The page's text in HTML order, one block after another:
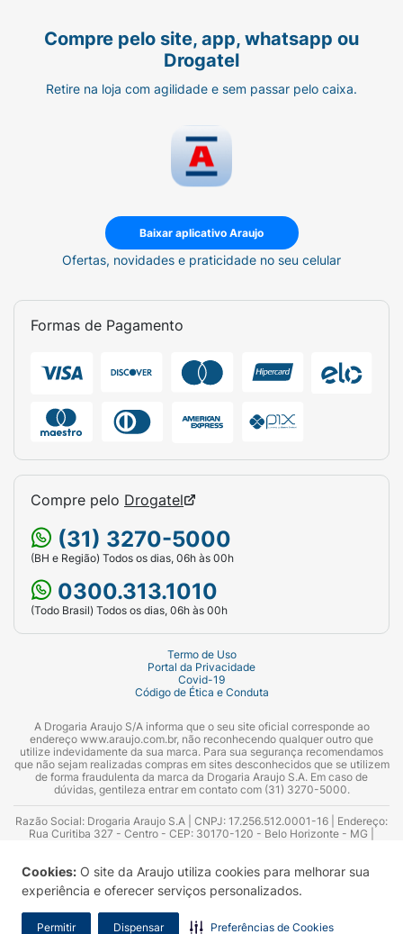
Cookies: O site da Araujo utiliza cookies para melhorar sua
experiência e oferecer serviços personalizados.
Permitir Dispensar Preferências de Cookies
Compre pelo site, app, whatsapp ou
Drogatel
Retire na loja com agilidade e sem passar pelo caixa.
Baixar aplicativo Araujo
Ofertas, novidades e praticidade no seu celular
Formas de Pagamento
Compre pelo Drogatel
(31) 3270-5000
(BH e Região) Todos os dias, 06h às 00h
0300.313.1010
(Todo Brasil) Todos os dias, 06h às 00h
Termo de Uso
Portal da Privacidade
Covid-19
Código de Ética e Conduta
A Drogaria Araujo S/A informa que o seu site oficial corresponde ao
endereço www.araujo.com.br, não reconhecendo qualquer outro que
utilize indevidamente da sua marca. Para sua segurança recomendamos
que não sejam realizadas compras em sites desconhecidos que se utilizem
de forma fraudulenta da marca da Drogaria Araujo S.A. Em caso de
dúvidas, gentileza entrar em contato com (31) 3270-5000.
Razão Social: Drogaria Araujo S.A | CNPJ: 17.256.512.0001-16 | Endereço:
Rua Curitiba 327 - Centro - CEP: 30170-120 - Belo Horizonte - MG |
Azevedo Guimarães – CRF 10.965 | Yasmin Silva Alvarenga – CRF 52.584 -
Consultor substituto: Thiago Aguiar Pinheiro - CRF Nº 13.748. Alvará
Sanitário: 2025020713 | Autorização de Funcionamento da Empresa (AFE):